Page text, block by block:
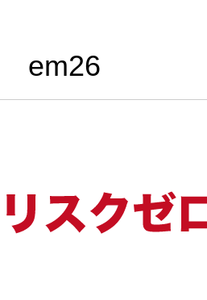
em26